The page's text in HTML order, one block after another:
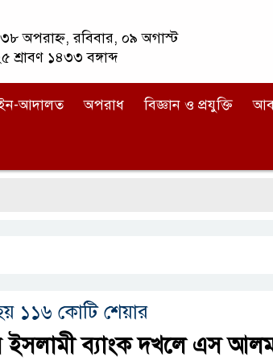
অপরাহ্ন, রবিবার, ০৯ অগাস্ট
শ্রাবণ ১৪৩৩ বঙ্গাব্দ
আদালত অপরাধ বিজ্ঞান ও প্রযুক্তি
১১৬ কোটি শেয়ার
ইসলামী ব্যাংক দখলে এস